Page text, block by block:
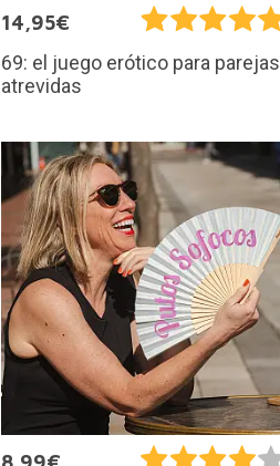
14,95€
69: el juego erótico para parejas
atrevidas